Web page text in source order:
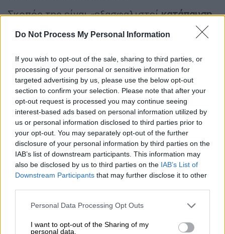
Do Not Process My Personal Information
If you wish to opt-out of the sale, sharing to third parties, or
processing of your personal or sensitive information for
targeted advertising by us, please use the below opt-out
section to confirm your selection. Please note that after your
opt-out request is processed you may continue seeing
interest-based ads based on personal information utilized by
us or personal information disclosed to third parties prior to
your opt-out. You may separately opt-out of the further
disclosure of your personal information by third parties on the
IAB’s list of downstream participants. This information may
also be disclosed by us to third parties on the IAB’s List of
Downstream Participants that may further disclose it to other
Please note that this website/app uses one or more Google
not limited to your visit or usage behaviour. You may click to
Personal Data Processing Opt Outs
I want to opt-out of the Sharing of my
personal data.
Σκοπός της είναι «εξασφαλιστείκατάπαυση
γύρω από την Ελ Φάσερ και να
δημιουργήσει ευρύτερες συνθήκες για (...)
την αποκλιμάκωση στη χώρα και για να
σωθούν ζωές», πρόσθεσε.
Η απόφαση καλεί να «αποσυρθούνόλες οι
δυνάμεις που απειλούν τηνασφάλεια των
αμάχων» κι όλα τα μέρη να επιτρέψουν στους
πολίτες που το επιθυμούν να φύγουν από
την Ελ Φάσερ.
Το κείμενο ζητεί ακόμη από τονΑντόνιο
Γκουτέρεςνα παρουσιάσει «συστάσεις» για
να βελτιωθεί η προστασία των αμάχων στο
Σουδάν.
«Αποστολή» προστασίας των αμάχων;